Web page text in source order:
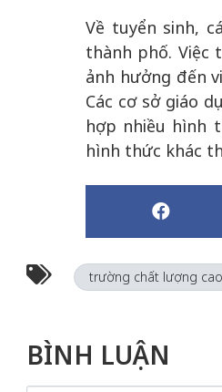
Về tuyển sinh,
thành phố. Việc
ảnh hưởng đến
Các cơ sở giáo
hợp nhiều hình
hình thức khác
trường chất lượng cao
BÌNH LUẬN